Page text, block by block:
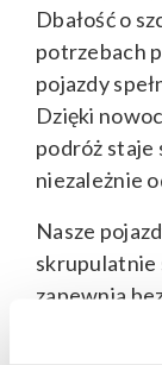
Dbałość o
potrzebach
pojazdy
Dzięki
podróż staje
niezależnie
Nasze
skrupulatnie
zapewnia